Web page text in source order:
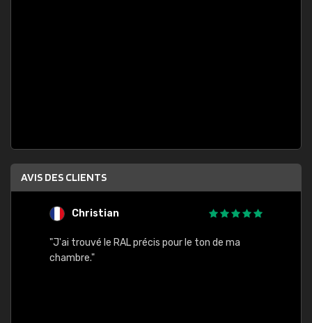
AVIS DES CLIENTS
Christian
"J'ai trouvé le RAL précis pour le ton de ma
chambre."